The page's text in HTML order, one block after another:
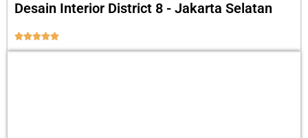
Desain Interior District 8 - Jakarta Selatan
